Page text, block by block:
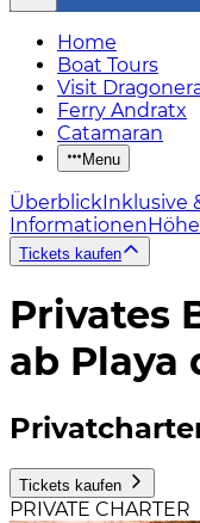
Home
Boat Tours
Visit
Ferry Andratx
Catamaran
Menu
ÜberblickInklusive
Informationen
Tickets kaufen
Privates
ab Playa
Tickets kaufen
PRIVATE CHARTER